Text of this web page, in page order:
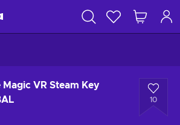
Magic VR Steam Key
10